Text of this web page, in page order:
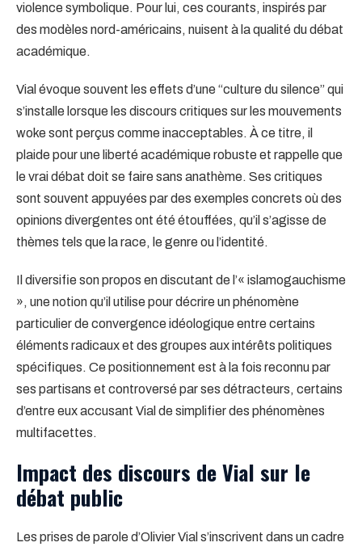
violence symbolique. Pour lui, ces courants, inspirés par
des modèles nord-américains, nuisent à la qualité du débat
académique.
Vial évoque souvent les effets d’une “culture du silence” qui
s’installe lorsque les discours critiques sur les mouvements
woke sont perçus comme inacceptables. À ce titre, il
plaide pour une liberté académique robuste et rappelle que
le vrai débat doit se faire sans anathème. Ses critiques
sont souvent appuyées par des exemples concrets où des
opinions divergentes ont été étouffées, qu’il s’agisse de
thèmes tels que la race, le genre ou l’identité.
Il diversifie son propos en discutant de l’« islamogauchisme
», une notion qu’il utilise pour décrire un phénomène
particulier de convergence idéologique entre certains
éléments radicaux et des groupes aux intérêts politiques
spécifiques. Ce positionnement est à la fois reconnu par
ses partisans et controversé par ses détracteurs, certains
d’entre eux accusant Vial de simplifier des phénomènes
multifacettes.
Impact des discours de Vial sur le
débat public
Les prises de parole d’Olivier Vial s’inscrivent dans un cadre